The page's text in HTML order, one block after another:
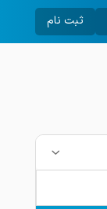
ثبت نام